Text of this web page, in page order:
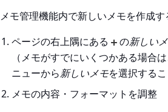
メモ管理機能内で新しいメモを作成す
ページの右上隅にある
の新しい
（メモがすでにいくつかある場合
ニューから新しいメモを選択するこ
メモの内容・フォーマットを調整